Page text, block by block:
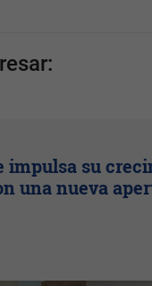
impulsa su
una nueva